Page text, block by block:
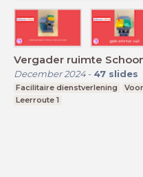
Vergader ruimte
December 2024- 47 slides
Facilitaire dienstverlening
Leerroute 1